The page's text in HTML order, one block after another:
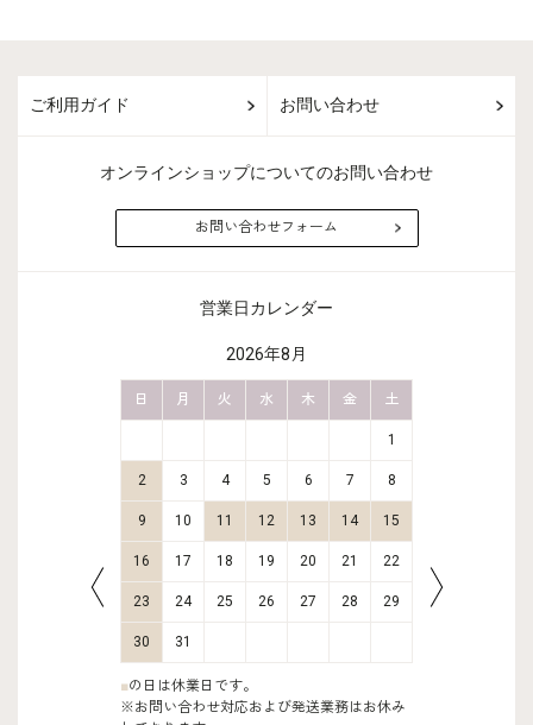
ご利用ガイド お問い合わせ
オンラインショップについてのお問い合わせ
お問い合わせフォーム
営業日カレンダー
2026年8月
日 月 火 水 木 金 土
1
2 3 4 5 6 7 8
9 10 11 12 13 14 15
16 17 18 19 20 21 22
23 24 25 26 27 28 29
30 31
■の日は休業日です。
※お問い合わせ対応および発送業務はお休み